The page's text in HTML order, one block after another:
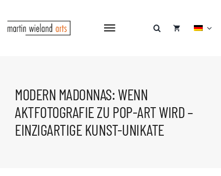
springen
Navigation
MODERN MADONNAS: WENN
AKTFOTOGRAFIE ZU POP-ART WIRD –
EINZIGARTIGE KUNST-UNIKATE